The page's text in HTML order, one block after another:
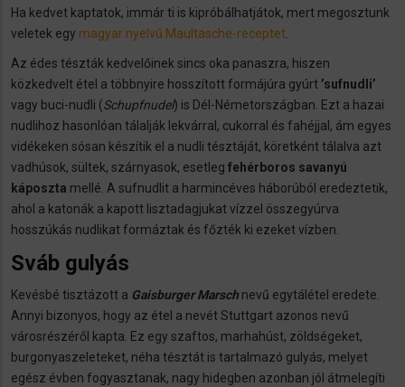
Ha kedvet kaptatok, immár ti is kipróbálhatjátok, mert megosztunk
veletek egy magyar nyelvű Maultasche-receptet
Az édes tészták kedvelőinek sincs oka panaszra, hiszen
közkedvelt étel a többnyire hosszított formájúra gyúrt ’sufnudli’
vagy buci-nudli (Schupfnudel) is Dél-Németországban. Ezt a hazai
nudlihoz hasonlóan tálalják lekvárral, cukorral és fahéjjal, ám egyes
vidékeken sósan készítik el a nudli tésztáját, köretként tálalva azt
vadhúsok, sültek, szárnyasok, esetleg fehérboros savanyú
káposzta mellé. A sufnudlit a harmincéves háborúból eredeztetik,
ahol a katonák a kapott lisztadagjukat vízzel összegyúrva
hosszúkás nudlikat formáztak és főzték ki ezeket vízben.
Sváb gulyás
Kevésbé tisztázott a Gaisburger Marsch nevű egytálétel eredete.
Annyi bizonyos, hogy az étel a nevét Stuttgart azonos nevű
városrészéről kapta. Ez egy szaftos, marhahúst, zöldségeket,
burgonyaszeleteket, néha tésztát is tartalmazó gulyás, melyet
egész évben fogyasztanak, nagy hidegben azonban jól átmelegíti